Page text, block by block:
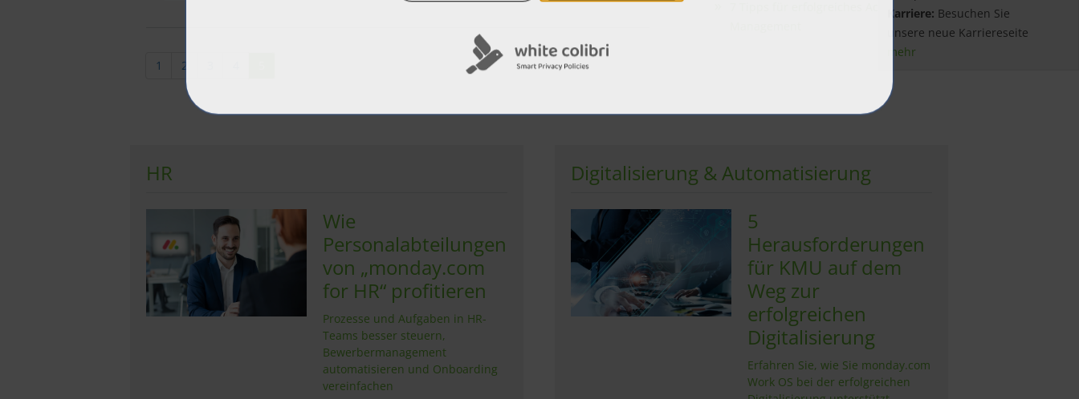
1 2
7 Tipps für erfolgreiches Account
HR
Wie
Personalabteilungen
von „monday.com
for HR“ profitieren
Prozesse und Aufgaben in HR-
Teams besser steuern,
Bewerbermanagement
automatisieren und Onboarding
vereinfachen
Digitalisierung & Automatisierung
5
Herausforderungen
für KMU auf dem
Weg zur
erfolgreichen
Digitalisierung
Erfahren Sie, wie Sie monday.com
Work OS bei der erfolgreichen
Karriere: Besuchen Sie
unsere neue Karriereseite
mehr